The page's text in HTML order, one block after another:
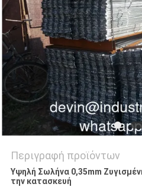
Περιγραφή προϊόντων
Υψηλή Σωλήνα 0,35mm
την κατασκευή